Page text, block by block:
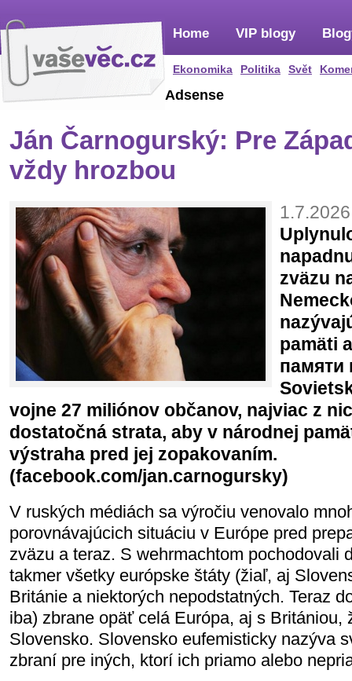
Home
Ekonomika Politika Svět
VIP blogy
Adsense
Ján Čarnogurský: Pre
vždy hrozbou
zväzu
pamäti
памяти
vojne 27 miliónov občanov, najviac z
dostatočná strata, aby v národnej
výstraha pred jej zopakovaním.
(facebook.com/jan.carnogursky)
V ruských médiách sa výročiu venovalo
porovnávajúcich situáciu v Európe pred
zväzu a teraz. S wehrmachtom pochodovali
takmer všetky európske štáty (žiaľ, aj
Británie a niektorých nepodstatných. Teraz
iba) zbrane opäť celá Európa, aj s Britániou,
Slovensko. Slovensko eufemisticky nazýva
zbraní pre iných, ktorí ich priamo alebo